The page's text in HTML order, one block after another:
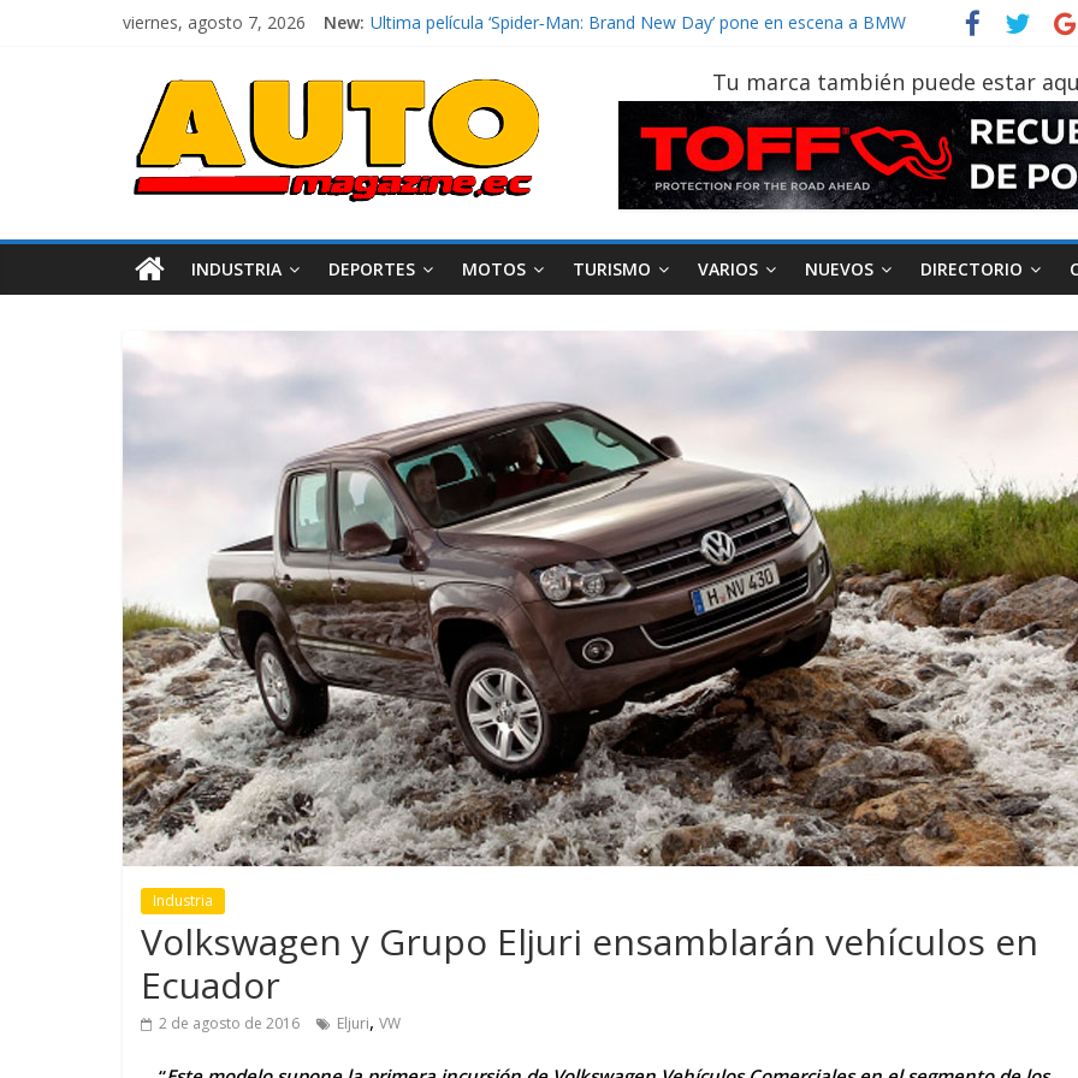
viernes, agosto 7, 2026 New: Ultima película ‘Spider‑Man: Brand New Day’ pone en escena a BMW
La Vuelta al Ecuador 2026, edición 47ª, recorre 7 provincias en 8 días
La FEDAK recibe 12 Sinotruk Bolden para cubrir las rutas de La Vuelta
El costo de tener un vehículo gana protagonismo a la hora de decidir
Tu marca también puede estar
INDUSTRIA DEPORTES MOTOS TURISMO VARIOS NUEVOS DIRECTORIO
Industria
Volkswagen y Grupo Eljuri ensamblarán vehículos en
Ecuador
2 de agosto de 2016 Eljuri, VW
GM reafirma su
compromiso con movilidad
más segura y conectada
Movilidad Turismo Varios
¿Qué puede pasar con tu
vehículo si permanece
varios días sin usar?
AEADE Industria Motociclismo
Movilidad
Campaña busca cambiar
destino de los
en la región